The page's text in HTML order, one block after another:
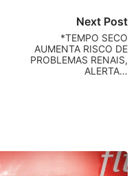
Next Post
*TEMPO SECO
AUMENTA RISCO DE
PROBLEMAS RENAIS,
ALERTA…